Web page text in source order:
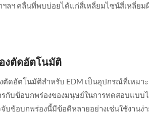
ลฯ คลื่นที่พบบ่อยได้แก่สี่เหลี่ยมไซน์สี่เหลี่ย
งตัดอัตโนมัติ
ตัดอัตโนมัติสำหรับ EDM เป็นอุปกรณ์ที่เหมา
รกับข้อบกพร่องของมนุษย์ในการทดสอบแบบไ
จับข้อบกพร่องนี้มีข้อดีหลายอย่างเช่นใช้งานง่